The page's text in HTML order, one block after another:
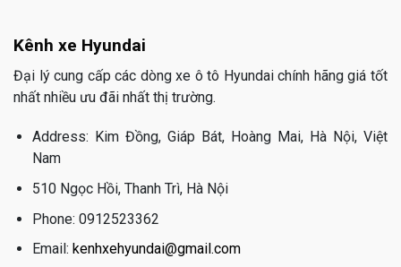
Kênh xe Hyundai
Đại lý cung cấp các dòng xe ô tô Hyundai chính hãng giá tốt
nhất nhiều ưu đãi nhất thị trường.
Address: Kim Đồng, Giáp Bát, Hoàng Mai, Hà Nội, Việt
Nam
510 Ngọc Hồi, Thanh Trì, Hà Nội
Phone: 0912523362
Email: kenhxehyundai@gmail.com